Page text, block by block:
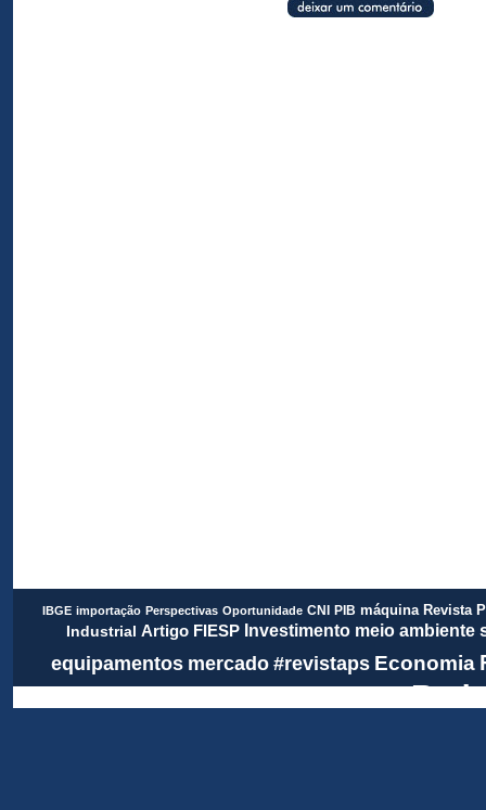
IBGE importação Perspectivas Oportunidade CNI PIB máquina Revista
Industrial Artigo FIESP Investimento meio ambiente
equipamentos mercado #revistaps Economia